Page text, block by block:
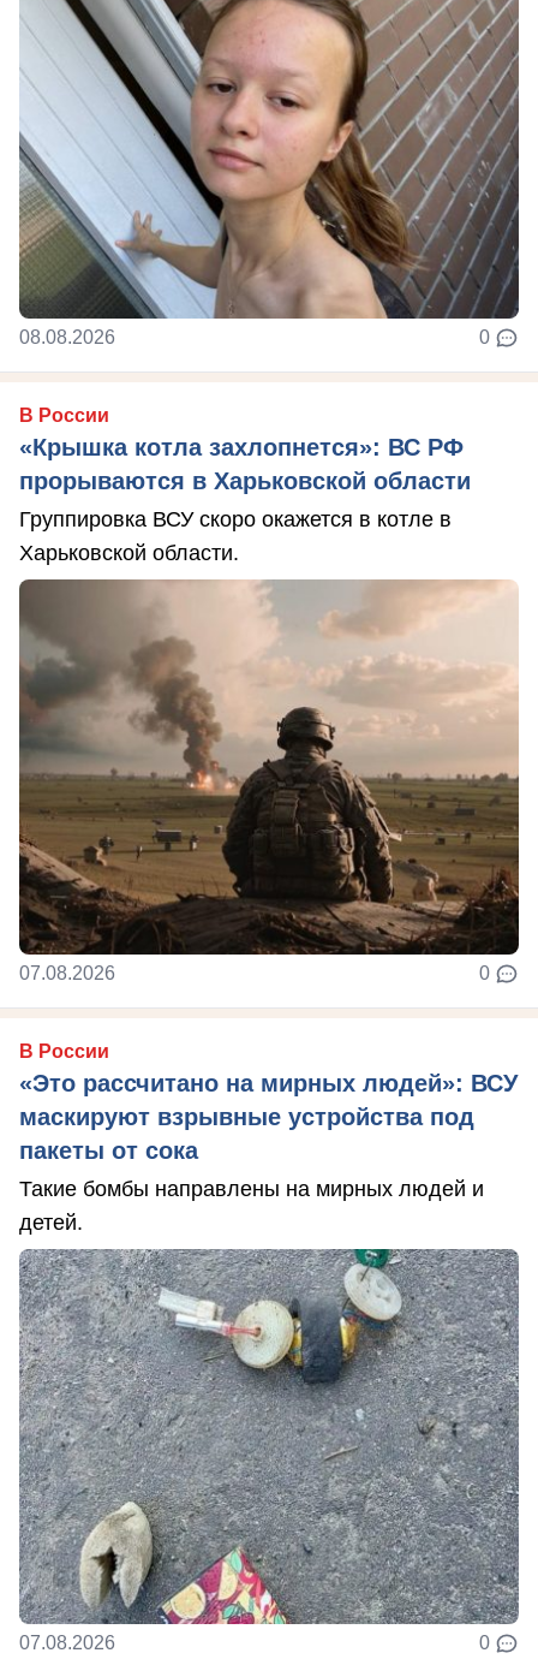
08.08.2026 0
В России
«Крышка котла захлопнется»: ВС РФ
прорываются в Харьковской области
Группировка ВСУ скоро окажется в котле в
Харьковской области.
07.08.2026 0
В России
«Это рассчитано на мирных людей»: ВСУ
маскируют взрывные устройства под
пакеты от сока
Такие бомбы направлены на мирных людей и
детей.
07.08.2026 0